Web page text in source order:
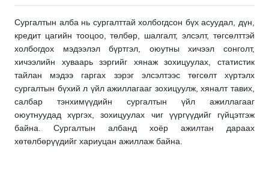
Сургалтын алба нь сургалттай холбогдсон бүх асуудал, дүн,
кредит цагийн тооцоо, төлбөр, шалгалт, элсэлт, төгсөлттэй
холбогдох мэдээлэл бүртгэл, оюутны хичээл сонголт,
хичээлийн хуваарь зэргийг хянаж зохицуулах, статистик
тайлан мэдээ гаргах зэрэг элсэлтээс төгсөлт хүртэлх
сургалтын бүхий л үйл ажиллагааг зохицуулж, хяналт тавих,
салбар тэнхимүүдийн сургалтын үйл ажиллагааг
оюутнуудад хүргэх, зохицуулах чиг үүргүүдийг гүйцэтгэж
байна. Сургалтын албанд хоёр ажилтан дараах
хөтөлбөрүүдийг хариуцан ажиллаж байна.